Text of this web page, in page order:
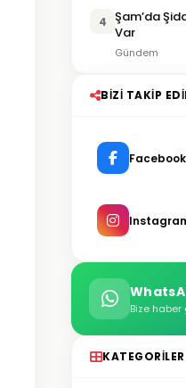
4 Şam’da
Var
Gündem
BIZI TAKIP
Facebook
Bize haber
KATEGORILER